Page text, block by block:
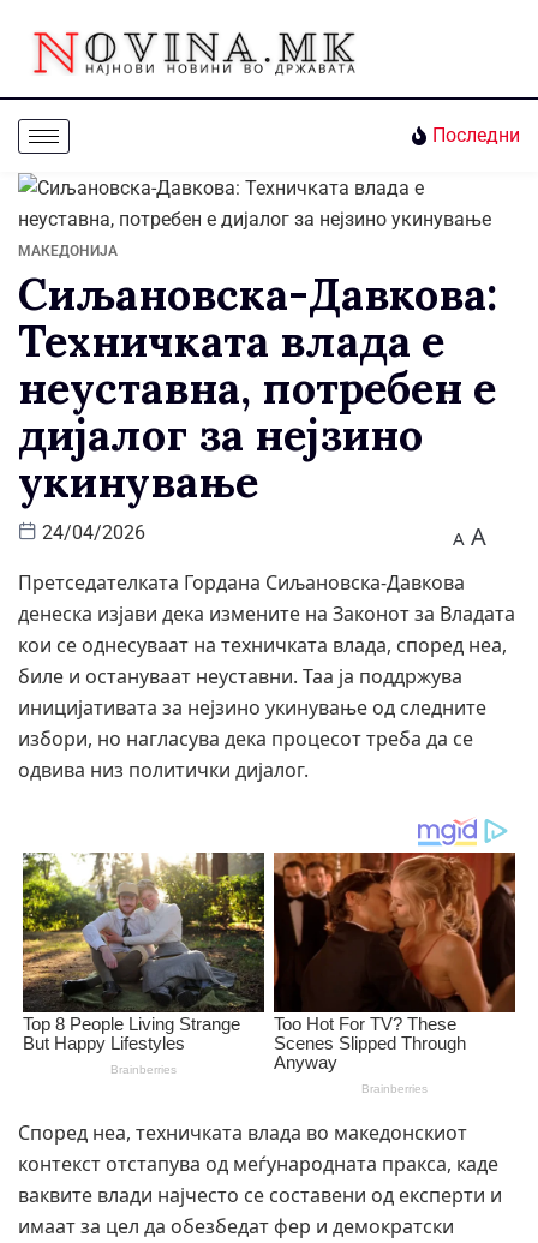
Последни
МАКЕДОНИЈА
Сиљановска-Давкова:
Техничката влада е
неуставна, потребен е
дијалог за нејзино
укинување
24/04/2026 A A
Претседателката Гордана Сиљановска-Давкова
денеска изјави дека измените на Законот за Владата
кои се однесуваат на техничката влада, според неа,
биле и остануваат неуставни. Таа ја поддржува
иницијативата за нејзино укинување од следните
избори, но нагласува дека процесот треба да се
одвива низ политички дијалог.
Според неа, техничката влада во македонскиот
контекст отстапува од меѓународната пракса, каде
ваквите влади најчесто се составени од експерти и
имаат за цел да обезбедат фер и демократски